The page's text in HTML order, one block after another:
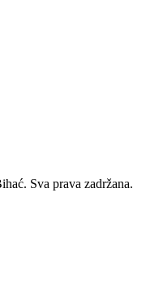
Sva prava zadržana.